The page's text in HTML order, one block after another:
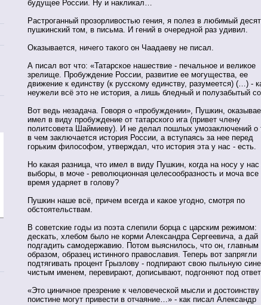
будущее России. Ну и накликал…
Растроганный прозорливостью гения, я полез в любимый
пушкинский том, в письма. И гений в очередной раз удивил.
Оказывается, ничего такого он Чаадаеву не писал.
А писал вот что: «Татарское нашествие - печальное и великое
зрелище. Пробуждение России, развитие ее могущества, ее
движение к единству (к русскому единству, разумеется) (…) -
неужели всё это не история, а лишь бледный и полузабытый
Вот ведь незадача. Говоря о «пробуждении», Пушкин,
имел в виду пробуждение от татарского ига (привет члену
политсовета Шаймиеву). И не делал пошлых умозаключений о
в чем заключается история России, а вступаясь за нее перед
горьким философом, утверждал, что история эта у нас - есть.
Но какая разница, что имел в виду Пушкин, когда на носу у нас
выборы, в моче - революционная целесообразность и моча все
время ударяет в голову?
Пушкин наше всё, причем всегда и какое угодно, смотря по
обстоятельствам.
В советские годы из поэта слепили борца с царским режимом:
дескать, хлебом было не корми Александра Сергеевича, а дай
подгадить самодержавию. Потом выяснилось, что он, главным
образом, образец истинного православия. Теперь вот запрягли
подтягивать процент Грызлову - подпирают свою пыльную
чистым именем, перевирают, дописывают, подгоняют под
«Это циничное презрение к человеческой мысли и достоинству
поистине могут привести в отчаяние…» - как писал Александр